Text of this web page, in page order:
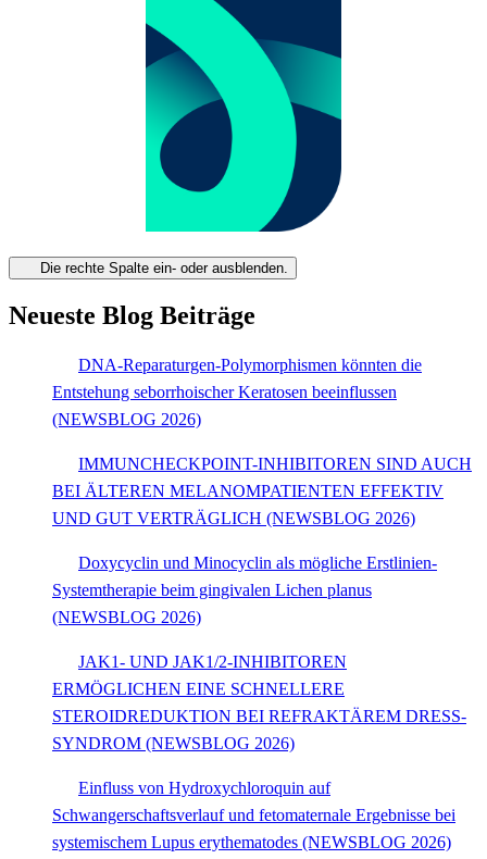
Die rechte Spalte ein- oder ausblenden.
Neueste Blog Beiträge
DNA-Reparaturgen-Polymorphismen könnten die
Entstehung seborrhoischer Keratosen beeinflussen
(NEWSBLOG 2026)
IMMUNCHECKPOINT-INHIBITOREN SIND AUCH
BEI ÄLTEREN MELANOMPATIENTEN EFFEKTIV
UND GUT VERTRÄGLICH (NEWSBLOG 2026)
Doxycyclin und Minocyclin als mögliche Erstlinien-
Systemtherapie beim gingivalen Lichen planus
(NEWSBLOG 2026)
JAK1- UND JAK1/2-INHIBITOREN
ERMÖGLICHEN EINE SCHNELLERE
STEROIDREDUKTION BEI REFRAKTÄREM DRESS-
SYNDROM (NEWSBLOG 2026)
Einfluss von Hydroxychloroquin auf
Schwangerschaftsverlauf und fetomaternale Ergebnisse bei
systemischem Lupus erythematodes (NEWSBLOG 2026)